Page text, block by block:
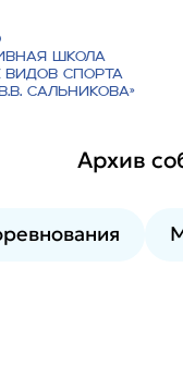
школа
видов спорта
Сальникова»
Архив